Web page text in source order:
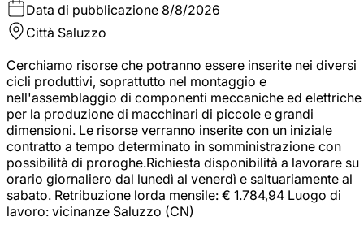
Data di pubblicazione 8/8/2026
Città Saluzzo
Cerchiamo risorse che potranno essere inserite nei diversi
cicli produttivi, soprattutto nel montaggio e
nell'assemblaggio di componenti meccaniche ed elettriche
per la produzione di macchinari di piccole e grandi
dimensioni. Le risorse verranno inserite con un iniziale
contratto a tempo determinato in somministrazione con
possibilità di proroghe.Richiesta disponibilità a lavorare su
orario giornaliero dal lunedì al venerdì e saltuariamente al
sabato. Retribuzione lorda mensile: € 1.784,94 Luogo di
lavoro: vicinanze Saluzzo (CN)